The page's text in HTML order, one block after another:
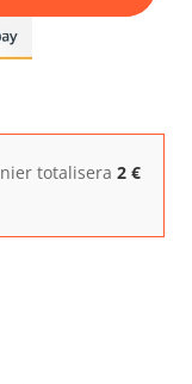
totalisera 2 €